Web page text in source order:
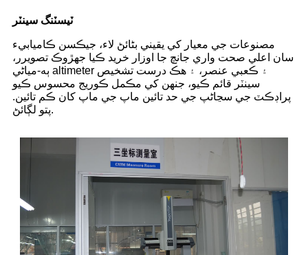
ٽيسٽنگ سينٽر
مصنوعات جي معيار کي يقيني بڻائڻ لاء، جيڪسن ڪاميابيء
سان اعلي صحت واري جانچ جا اوزار خريد ڪيا جهڙوڪ تصويرر،
ٻه-مياڻي altimeter ۽ ڪعبي عنصر، ۽ هڪ درست تشخيص
سينٽر قائم ڪيو، جنهن کي مڪمل ڪوريج محسوس ڪيو
پراڊڪٽ جي سڃاڻپ جي حد تائين ماپ جي ماپ کان ڪم تائين.
پتو لڳائڻ.